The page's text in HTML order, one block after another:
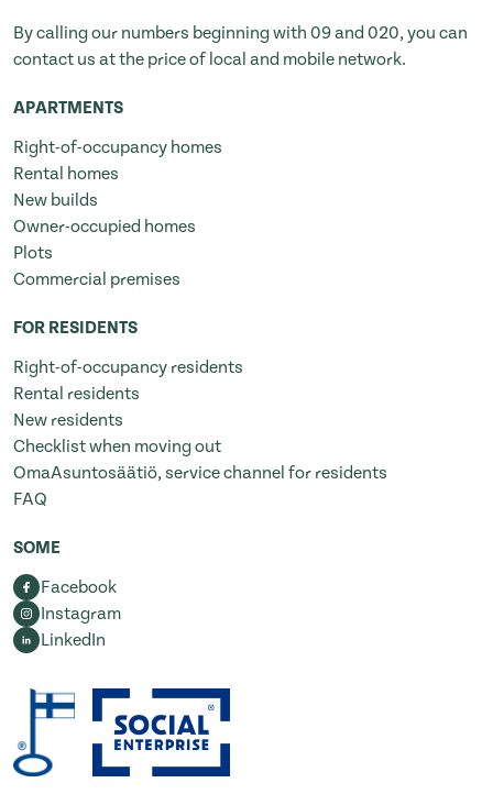
By calling our numbers beginning with 09 and 020, you can
contact us at the price of local and mobile network.
APARTMENTS
Right-of-occupancy homes
Rental homes
New builds
Owner-occupied homes
Plots
Commercial premises
FOR RESIDENTS
Right-of-occupancy residents
Rental residents
New residents
Checklist when moving out
OmaAsuntosäätiö, service channel for residents
FAQ
SOME
Facebook
Instagram
LinkedIn